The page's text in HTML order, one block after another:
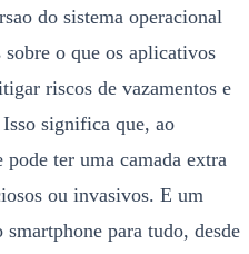
do sistema operacional
o que os aplicativos
riscos de vazamentos e
significa que, ao
ter uma camada extra
ou invasivos. E um
para tudo, desde